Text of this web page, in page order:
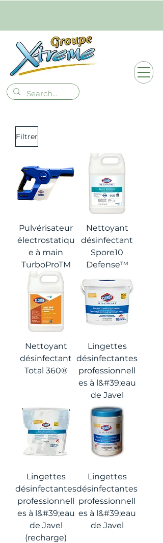
Filtrer
Pulvérisateur
électrostatiqu
e à main
TurboProTM
Nettoyant
désinfectant
Spore10
Defense™
Nettoyant
désinfectant
Total 360®
Lingettes
désinfectantes
professionnell
es à l&#39;eau
de Javel
Lingettes
désinfectantes
professionnell
es à l&#39;eau
de Javel
(recharge)
Lingettes
désinfectantes
professionnell
es à l&#39;eau
de Javel